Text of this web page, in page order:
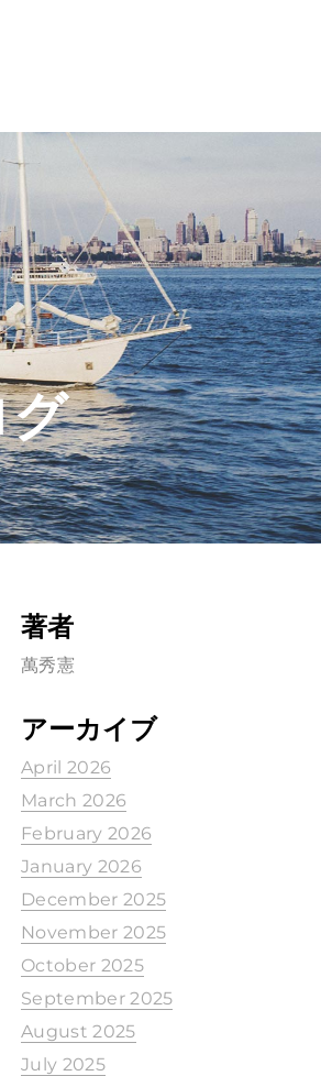
グ
著者
萬秀憲
アーカイブ
April 2026
March 2026
February 2026
January 2026
December 2025
November 2025
October 2025
September 2025
August 2025
July 2025